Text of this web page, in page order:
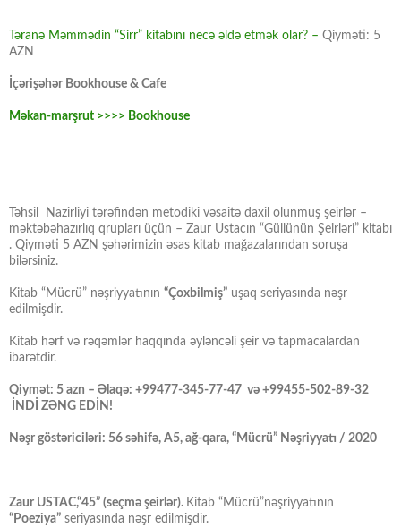
Təranə Məmmədin “Sirr” kitabını necə əldə etmək olar? – Qiyməti: 5
AZN
İçərişəhər Bookhouse & Cafe
Məkan-marşrut >>>> Bookhouse
Təhsil Nazirliyi tərəfindən metodiki vəsaitə daxil olunmuş şeirlər –
məktəbəhazırlıq qrupları üçün – Zaur Ustacın “Güllünün Şeirləri” kitabı
. Qiyməti 5 AZN şəhərimizin əsas kitab mağazalarından soruşa
bilərsiniz.
Kitab “Mücrü” nəşriyyatının “Çoxbilmiş” uşaq seriyasında nəşr
edilmişdir.
Kitab hərf və rəqəmlər haqqında əyləncəli şeir və tapmacalardan
ibarətdir.
Qiymət: 5 azn – Əlaqə: +99477-345-77-47 və +99455-502-89-32
İNDİ ZƏNG EDİN!
Nəşr göstəriciləri: 56 səhifə, A5, ağ-qara, “Mücrü” Nəşriyyatı / 2020
Zaur USTAC,“45” (seçmə şeirlər). Kitab “Mücrü”nəşriyyatının
“Poeziya” seriyasında nəşr edilmişdir.